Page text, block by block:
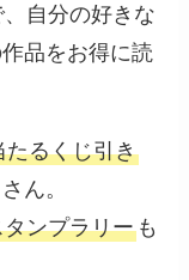
自分の好きな
品をお得に読
たるくじ引き
ん。
タンプラリー も